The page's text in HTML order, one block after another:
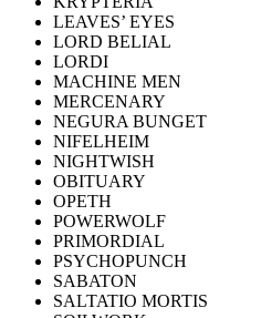
LEAVES’ EYES
LORD BELIAL
LORDI
MACHINE MEN
MERCENARY
NEGURA BUNGET
NIFELHEIM
NIGHTWISH
OBITUARY
OPETH
POWERWOLF
PRIMORDIAL
PSYCHOPUNCH
SABATON
SALTATIO MORTIS